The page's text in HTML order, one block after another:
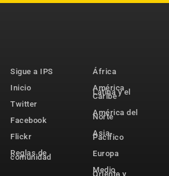
Sigue a IPS
Inicio
Twitter
Facebook
Flickr
Reglas de
comunidad
África
América
Latina y el
Caribe
América del
Norte
Asia-
Pacífico
Europa
Medio
Oriente y